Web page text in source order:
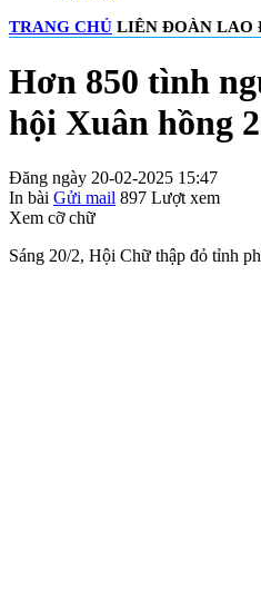
TRANG CHỦ LIÊN ĐOÀN LAO
Hơn 850 tình
hội Xuân hồng
Đăng ngày 20-02-2025 15:47
In bài Gửi mail 897 Lượt xem
Xem cỡ chữ
Sáng 20/2, Hội Chữ thập đỏ tỉnh